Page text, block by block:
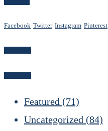
Facebook Twitter Instagram Pinterest
Featured (71)
Uncategorized (84)